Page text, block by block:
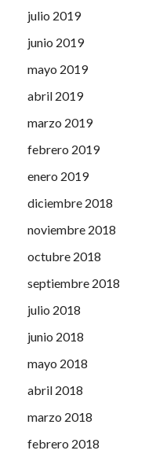
julio 2019
junio 2019
mayo 2019
abril 2019
marzo 2019
febrero 2019
enero 2019
diciembre 2018
noviembre 2018
octubre 2018
septiembre 2018
julio 2018
junio 2018
mayo 2018
abril 2018
marzo 2018
febrero 2018